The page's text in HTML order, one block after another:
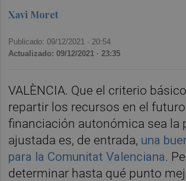
Xavi Moret
Publicado: 09/12/2021 · 20:54
Actualizado: 09/12/2021 · 23:35
VALÈNCIA. Que el criterio
repartir los recursos en el
financiación autonómica sea la
ajustada es, de entrada, una
para la Comunitat Valenciana.
determinar hasta qué punto